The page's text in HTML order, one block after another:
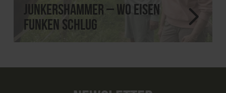
Junkershammer – wo Eisen
Funken schlug